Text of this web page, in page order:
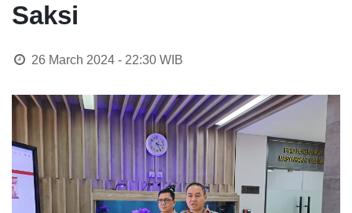
Saksi
26 March 2024 - 22:30WIB